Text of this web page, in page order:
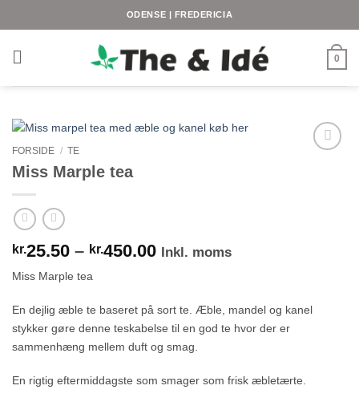
ODENSE | FREDERICIA
0
FORSIDE / TE
Miss Marple tea
kr.25.50 – kr.450.00Prisinterval:
Inkl. moms
Miss Marple tea
En dejlig æble te baseret på sort te. Æble, mandel og kanel
stykker gøre denne teskabelse til en god te hvor der er
sammenhæng mellem duft og smag.
En rigtig eftermiddagste som smager som frisk æbletærte.